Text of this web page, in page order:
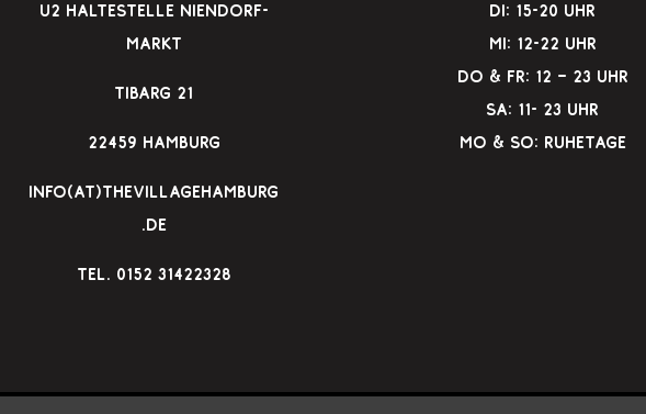
u2 Haltestelle Niendorf-
Markt
Tibarg 21
22459 Hamburg
info(at)thevillagehamburg
.de
TEl. 0152 31422328
Di: 15-20 Uhr
Mi: 12-22 Uhr
Do & Fr: 12 – 23 Uhr
Sa: 11- 23 Uhr
Mo & So: Ruhetage